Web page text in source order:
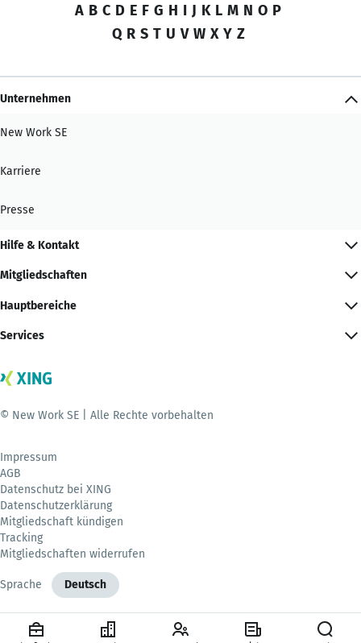
A B C D E F G H I J K L M N O P
Q R S T U V W X Y Z
Unternehmen
New Work SE
Karriere
Presse
Hilfe & Kontakt
Mitgliedschaften
Hauptbereiche
Services
© New Work SE | Alle Rechte vorbehalten
Impressum
AGB
Datenschutz bei XING
Datenschutzerklärung
Mitgliedschaft kündigen
Tracking
Mitgliedschaften widerrufen
Sprache Deutsch